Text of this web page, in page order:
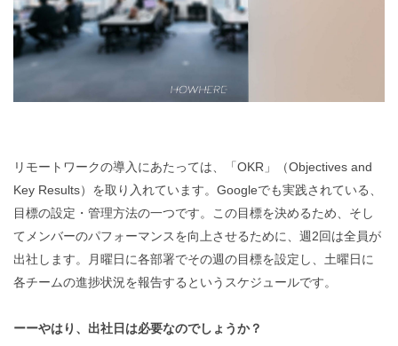
リモートワークの導入にあたっては、「OKR」（Objectives and
Key Results）を取り入れています。Googleでも実践されている、
目標の設定・管理方法の一つです。この目標を決めるため、そし
てメンバーのパフォーマンスを向上させるために、週2回は全員が
出社します。月曜日に各部署でその週の目標を設定し、土曜日に
各チームの進捗状況を報告するというスケジュールです。
ーーやはり、出社日は必要なのでしょうか？